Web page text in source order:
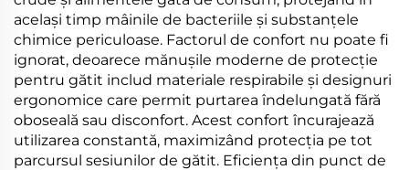
același timp mâinile de bacteriile și substanțele
chimice periculoase. Factorul de confort nu poate fi
ignorat, deoarece mănușile moderne de protecție
pentru gătit includ materiale respirabile și designuri
ergonomice care permit purtarea îndelungată fără
oboseală sau disconfort. Acest confort încurajează
utilizarea constantă, maximizând protecția pe tot
parcursul sesiunilor de gătit. Eficiența din punct de